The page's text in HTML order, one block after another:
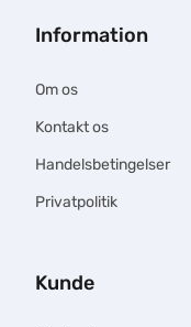
Information
Om os
Kontakt os
Handelsbetingelser
Privatpolitik
Kunde